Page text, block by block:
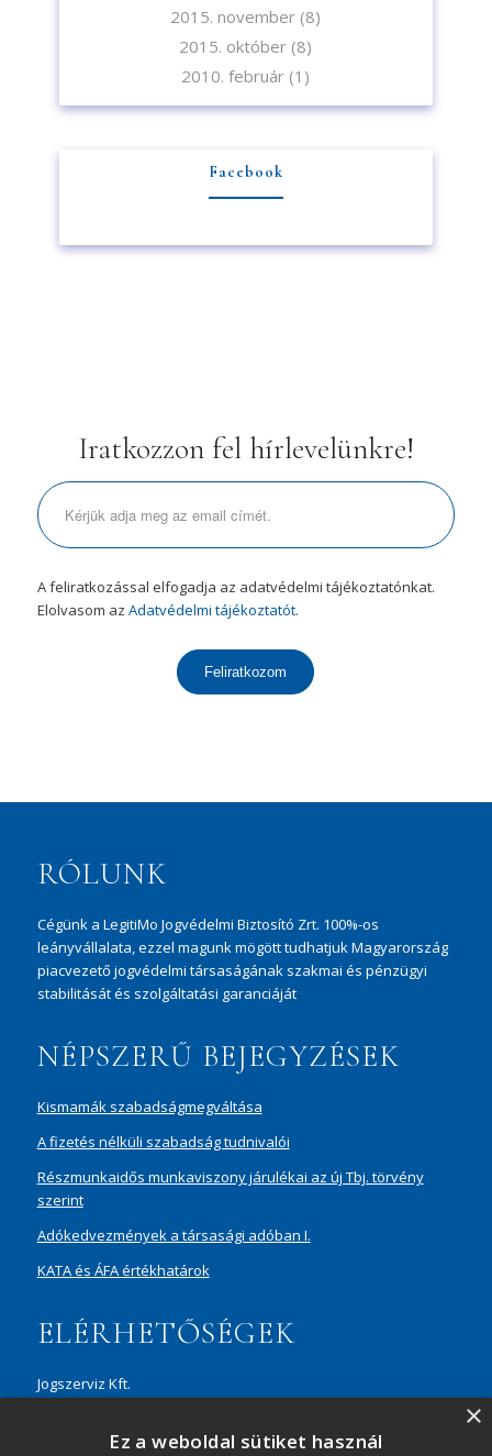
2015. november (8)
2015. október (8)
2010. február (1)
Facebook
Iratkozzon fel hírlevelünkre!
A feliratkozással elfogadja az adatvédelmi tájékoztatónkat.
Elolvasom az Adatvédelmi tájékoztatót.
Feliratkozom
RÓLUNK
Cégünk a LegitiMo Jogvédelmi Biztosító Zrt. 100%-os
leányvállalata, ezzel magunk mögött tudhatjuk Magyarország
piacvezető jogvédelmi társaságának szakmai és pénzügyi
stabilitását és szolgáltatási garanciáját
NÉPSZERŰ BEJEGYZÉSEK
Kismamák szabadságmegváltása
A fizetés nélküli szabadság tudnivalói
Részmunkaidős munkaviszony járulékai az új Tbj. törvény
szerint
Adókedvezmények a társasági adóban I.
KATA és ÁFA értékhatárok
ELÉRHETŐSÉGEK
Jogszerviz Kft.
×
Ez a weboldal sütiket használ